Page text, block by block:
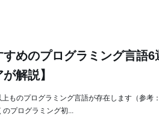
めのプログラミング言語6
解説】
ものプログラミング言語が存在します（参考
のプログラミング初...